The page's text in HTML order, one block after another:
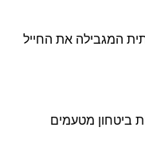
המגבילה את החייל
ביטחון מטעמים